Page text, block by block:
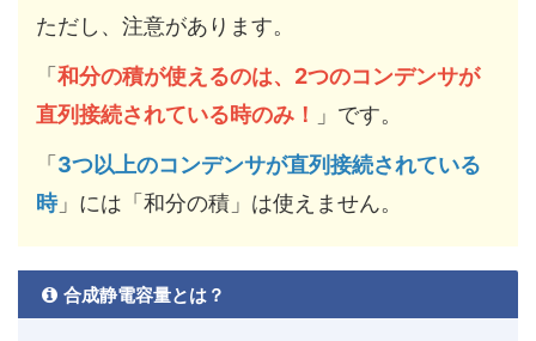
ただし、注意があります。
「 和分の積が使えるのは、2つのコンデンサが
直列接続されている時のみ！
」です。
「 3つ以上のコンデンサが直列接続されている
時」には「和分の積」は使えません。
合成静電容量とは？